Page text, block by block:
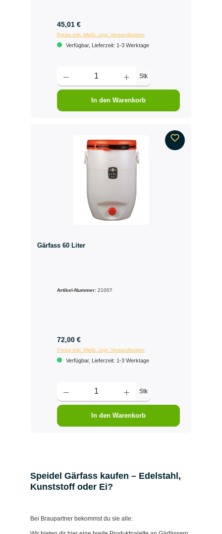
45,01 €
Preise inkl. MwSt. zzgl. Versandkosten
Verfügbar, Lieferzeit: 1-3 Werktage
Stk
In den Warenkorb
Gärfass 60 Liter
Artikel-Nummer: 21007
72,00 €
Preise inkl. MwSt. zzgl. Versandkosten
Verfügbar, Lieferzeit: 1-3 Werktage
Stk
In den Warenkorb
Speidel Gärfass kaufen – Edelstahl,
Kunststoff oder Ei?
Bei Braupartner bekommst du sie alle: